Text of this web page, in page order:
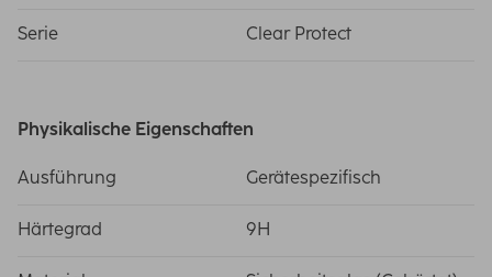
Serie Clear Protect
Physikalische Eigenschaften
Ausführung Gerätespezifisch
Härtegrad 9H